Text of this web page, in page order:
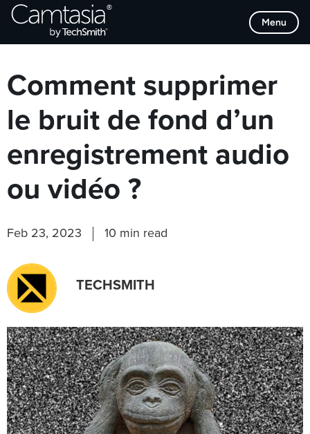
Passer
directement
Menu
Browse Categories
Comment supprimer
le bruit de fond d’un
enregistrement audio
ou vidéo ?
Feb 23, 2023 10 min read
TECHSMITH